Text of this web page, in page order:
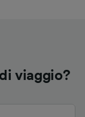
viaggio?